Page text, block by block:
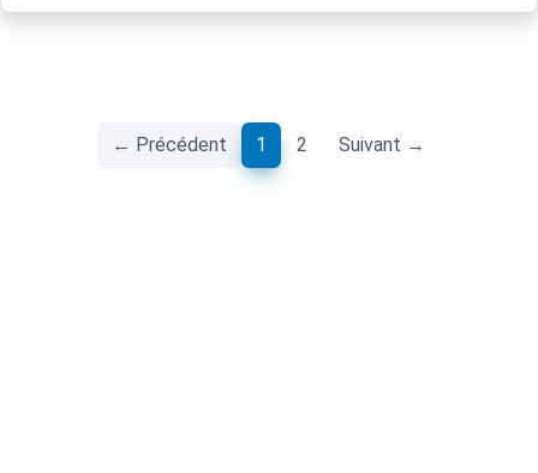
← Précédent 1 (current)
2 Suivant →